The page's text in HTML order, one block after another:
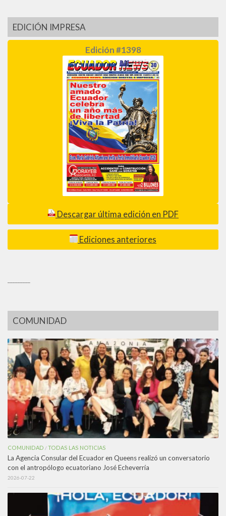
EDICIÓN IMPRESA
Edición #1398
Descargar última edición en PDF
Ediciones anteriores
COMUNIDAD
COMUNIDAD /TODAS LAS NOTICIAS
La Agencia Consular del Ecuador en Queens realizó un conversatorio
con el antropólogo ecuatoriano José Echeverría
2026-07-22